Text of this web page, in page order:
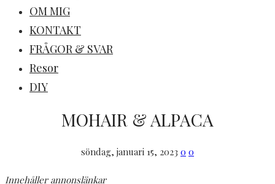
OM MIG
KONTAKT
FRÅGOR & SVAR
Resor
DIY
MOHAIR & ALPACA
söndag, januari 15, 2023 0 0
Innehåller annonslänkar